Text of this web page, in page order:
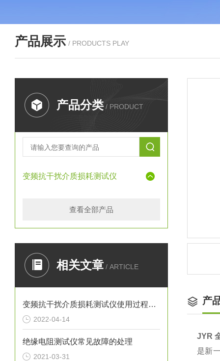
产品展示 / PRODUCTS PLAY
产品分类 / PRODUCT
变频抗干扰介质损耗测试仪
查看全部产品
相关文章 / ARTICLE
变频抗干扰介质损耗测试仪使用过程中应注意哪些事项？
2022-04-14
绝缘电阻测试仪常见故障的处理
2021-03-31
产
JYR
是新